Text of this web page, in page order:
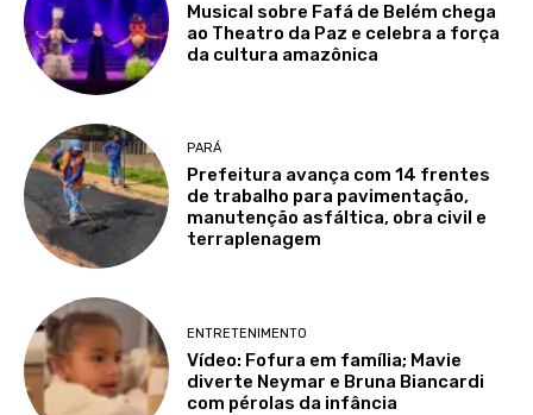
Musical sobre Fafá de Belém chega
ao Theatro da Paz e celebra a força
da cultura amazônica
PARÁ
Prefeitura avança com 14 frentes
de trabalho para pavimentação,
manutenção asfáltica, obra civil e
terraplenagem
ENTRETENIMENTO
Vídeo: Fofura em família; Mavie
diverte Neymar e Bruna Biancardi
com pérolas da infância